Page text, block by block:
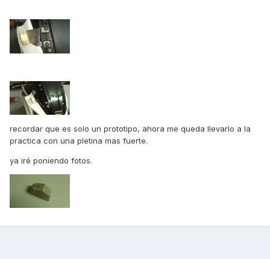
recordar que es solo un prototipo, ahora me queda llevarlo a la
practica con una pletina mas fuerte.
ya iré poniendo fotos.